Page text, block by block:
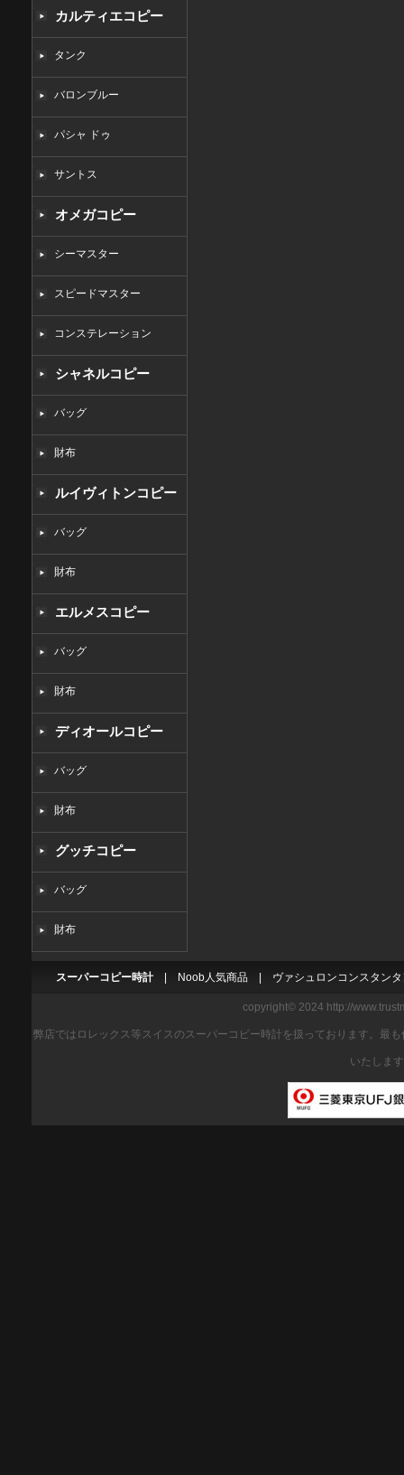
カルティエコピー
タンク
バロンブルー
パシャ ドゥ
サントス
オメガコピー
シーマスター
スピードマスター
コンステレーション
シャネルコピー
バッグ
財布
ルイヴィトンコピー
バッグ
財布
エルメスコピー
バッグ
財布
ディオールコピー
バッグ
財布
グッチコピー
バッグ
財布
スーパーコピー時計 Noob人気商品 ヴァシュロンコンスタン
copyright© 2024 http://
弊店ではロレックス等スイスのスーパーコピー時計を扱っております。最
いたしま